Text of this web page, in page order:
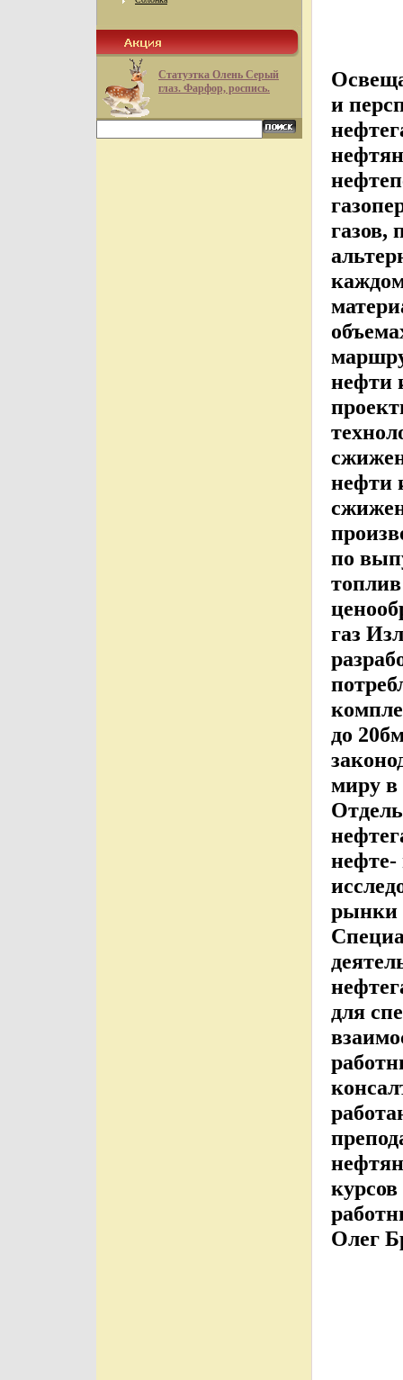
Статуэтка Олень Серый
глаз. Фарфор, роспись.
и
газов,
нефти
нефти
по
газ
до
миру в
нефте-
рынки
для
Олег